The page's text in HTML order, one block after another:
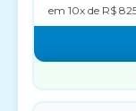
em 10x de R$